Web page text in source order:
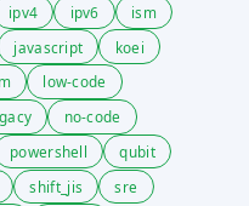
ipv4 ipv6
ism
javascript
koei
low-code
no-code
powershell
qubit
shift_jis
sre